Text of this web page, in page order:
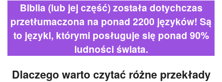
Biblia (lub jej część) została dotychczas
przetłumaczona na ponad 2200 języków! Są
to języki, którymi posługuje się ponad 90%
ludności świata.
Dlaczego warto czytać różne przekłady